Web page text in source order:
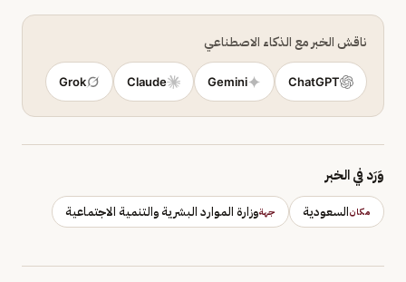
ناقش الخبر مع الذكاء الاصطناعي
ChatGPT
Gemini
Claude
Grok
وَرَد في الخبر
مكانالسعودية جهةوزارة الموارد البشرية والتنمية الاجتماعية